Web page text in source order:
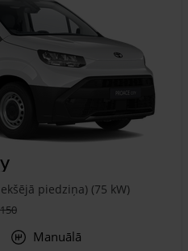
piedziņa) (75 kW)
Manuālā